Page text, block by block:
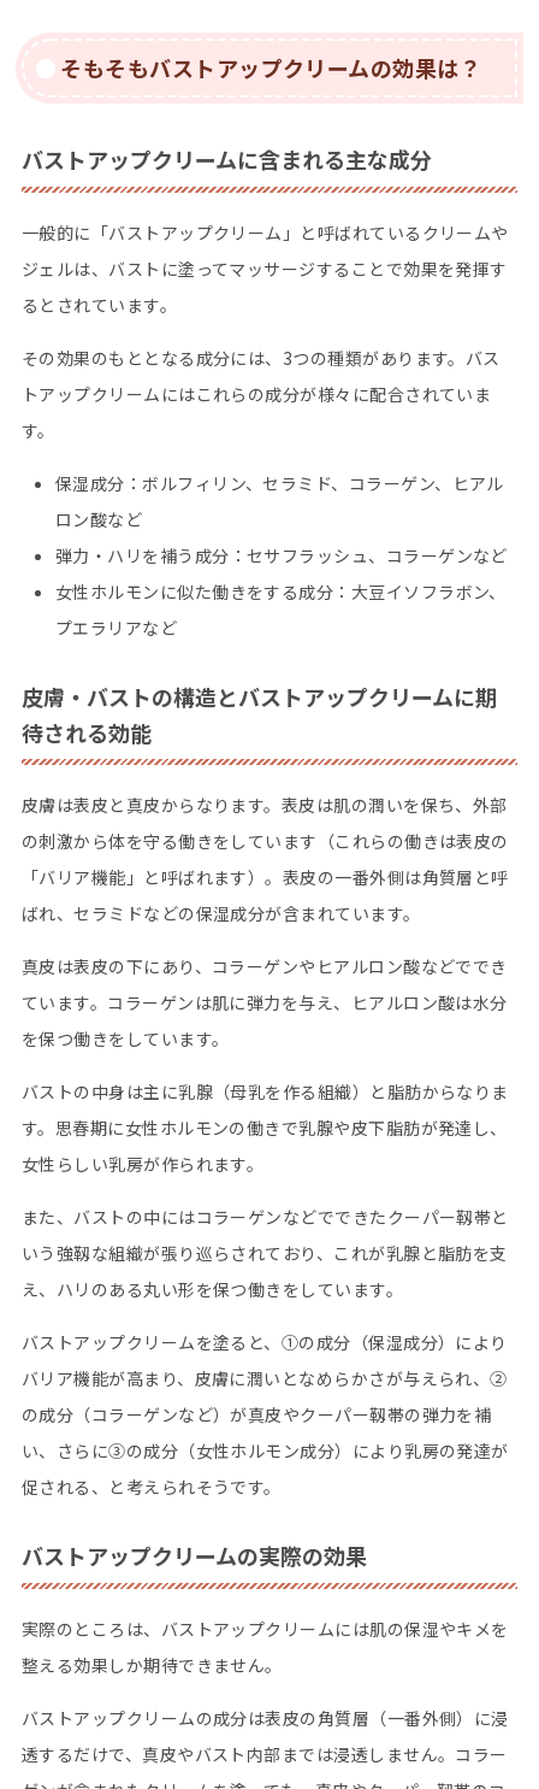
そもそもバストアップクリームの効果は？
バストアップクリームに含まれる主な成分
一般的に「バストアップクリーム」と呼ばれているクリームや
ジェルは、バストに塗ってマッサージすることで効果を発揮す
るとされています。
その効果のもととなる成分には、3つの種類があります。バス
トアップクリームにはこれらの成分が様々に配合されていま
す。
保湿成分：ボルフィリン、セラミド、コラーゲン、ヒアル
ロン酸など
弾力・ハリを補う成分：セサフラッシュ、コラーゲンなど
女性ホルモンに似た働きをする成分：大豆イソフラボン、
プエラリアなど
皮膚・バストの構造とバストアップクリームに期
待される効能
皮膚は表皮と真皮からなります。表皮は肌の潤いを保ち、外部
の刺激から体を守る働きをしています（これらの働きは表皮の
「バリア機能」と呼ばれます）。表皮の一番外側は角質層と呼
ばれ、セラミドなどの保湿成分が含まれています。
真皮は表皮の下にあり、コラーゲンやヒアルロン酸などででき
ています。コラーゲンは肌に弾力を与え、ヒアルロン酸は水分
を保つ働きをしています。
バストの中身は主に乳腺（母乳を作る組織）と脂肪からなりま
す。思春期に女性ホルモンの働きで乳腺や皮下脂肪が発達し、
女性らしい乳房が作られます。
また、バストの中にはコラーゲンなどでできたクーパー靱帯と
いう強靱な組織が張り巡らされており、これが乳腺と脂肪を支
え、ハリのある丸い形を保つ働きをしています。
バストアップクリームを塗ると、①の成分（保湿成分）により
バリア機能が高まり、皮膚に潤いとなめらかさが与えられ、②
の成分（コラーゲンなど）が真皮やクーパー靱帯の弾力を補
い、さらに③の成分（女性ホルモン成分）により乳房の発達が
促される、と考えられそうです。
バストアップクリームの実際の効果
実際のところは、バストアップクリームには肌の保湿やキメを
整える効果しか期待できません。
バストアップクリームの成分は表皮の角質層（一番外側）に浸
透するだけで、真皮やバスト内部までは浸透しません。コラー